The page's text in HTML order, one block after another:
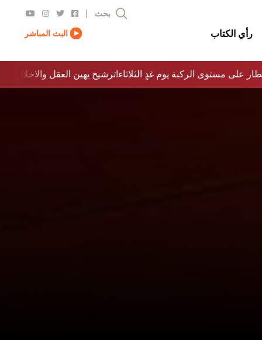
رأي الكتاب
بحث
البث المباشر
ترشيح يهين العقل والاخلاق والدولة…؟!على مستوى الركبة يوم غدٍ الثلاثاء